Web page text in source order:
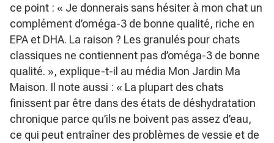
ce point : « Je donnerais sans hésiter à mon chat un
complément d’oméga-3 de bonne qualité, riche en
EPA et DHA. La raison ? Les granulés pour chats
classiques ne contiennent pas d’oméga-3 de bonne
qualité. », explique-t-il au média Mon Jardin Ma
Maison. Il note aussi : « La plupart des chats
finissent par être dans des états de déshydratation
chronique parce qu’ils ne boivent pas assez d’eau,
ce qui peut entraîner des problèmes de vessie et de